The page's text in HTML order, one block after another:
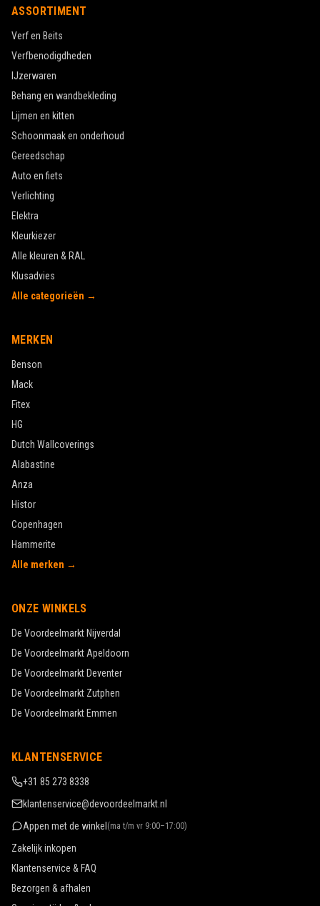
ASSORTIMENT
Verf en Beits
Verfbenodigdheden
IJzerwaren
Behang en wandbekleding
Lijmen en kitten
Schoonmaak en onderhoud
Gereedschap
Auto en fiets
Verlichting
Elektra
Kleurkiezer
Alle kleuren & RAL
Klusadvies
Alle categorieën →
MERKEN
Benson
Mack
Fitex
HG
Dutch Wallcoverings
Alabastine
Anza
Histor
Copenhagen
Hammerite
Alle merken →
ONZE WINKELS
De Voordeelmarkt Nijverdal
De Voordeelmarkt Apeldoorn
De Voordeelmarkt Deventer
De Voordeelmarkt Zutphen
De Voordeelmarkt Emmen
KLANTENSERVICE
+31 85 273 8338
klantenservice@devoordeelmarkt.nl
Appen met de winkel (ma t/m vr 9:00–17:00)
Zakelijk inkopen
Klantenservice & FAQ
Bezorgen & afhalen